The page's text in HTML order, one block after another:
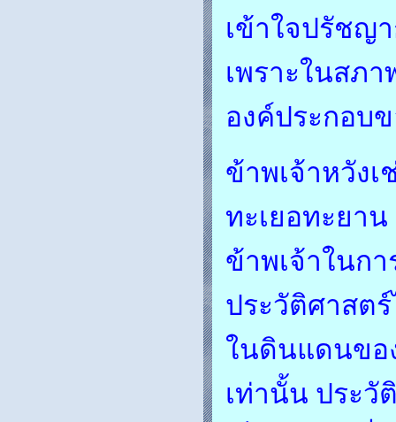
เข้าใจปรัชญ
เพราะในสภ
องค์ประกอบ
ข้าพเจ้าหวัง
ทะเยอทะยา
ข้าพเจ้าในก
ประวัติศาสต
ในดินแดนขอ
เท่านั้น ประวั